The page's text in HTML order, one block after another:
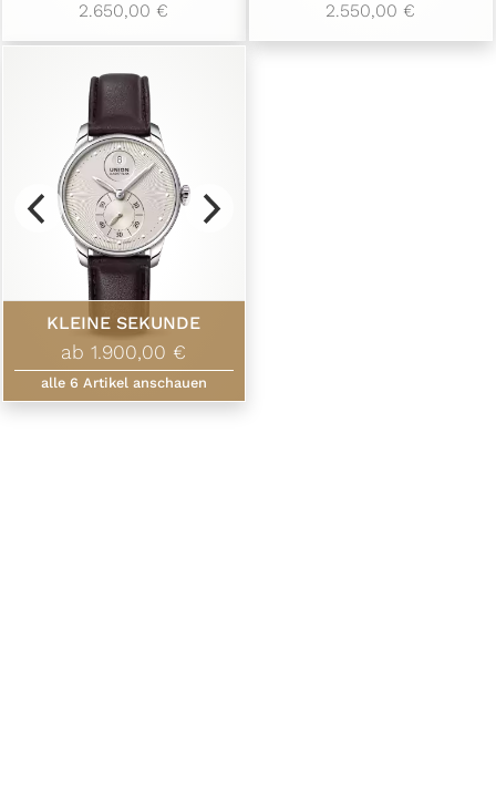
2.650,00 €
2.550,00 €
KLEINE SEKUNDE
ab 1.900,00 €
alle 6 Artikel anschauen